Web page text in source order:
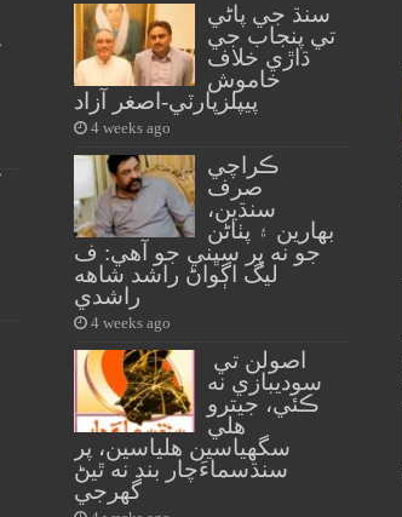
سنڌ جي پاڻي
تي پنجاب جي
ڌاڙي خلاف
خاموش
پيپلزپارٽي-اصغر آزاد
4 weeks ago
ڪراچي
صرف
سنڌين،
بهارين ۽ پٺاڻن
جو نه پر سڀني جو آهي: ف
ليگ اڳواڻ راشد شاهه
راشدي
4 weeks ago
سوديبازي نه
ڪئي، جيترو
هلي
سگهياسين هلياسين، پر
سنڌسماءَچار بند نه ٿيڻ
گهرجي